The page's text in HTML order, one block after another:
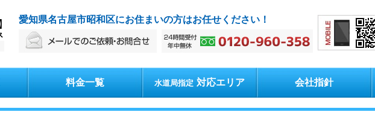
愛知県名古屋市昭和区にお住まいの方はお任せください！
料金一覧 水道局指定 対応エリア 会社指針